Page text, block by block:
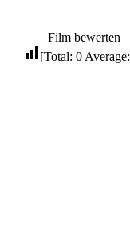
Film bewerten
[Total: 0 Average: